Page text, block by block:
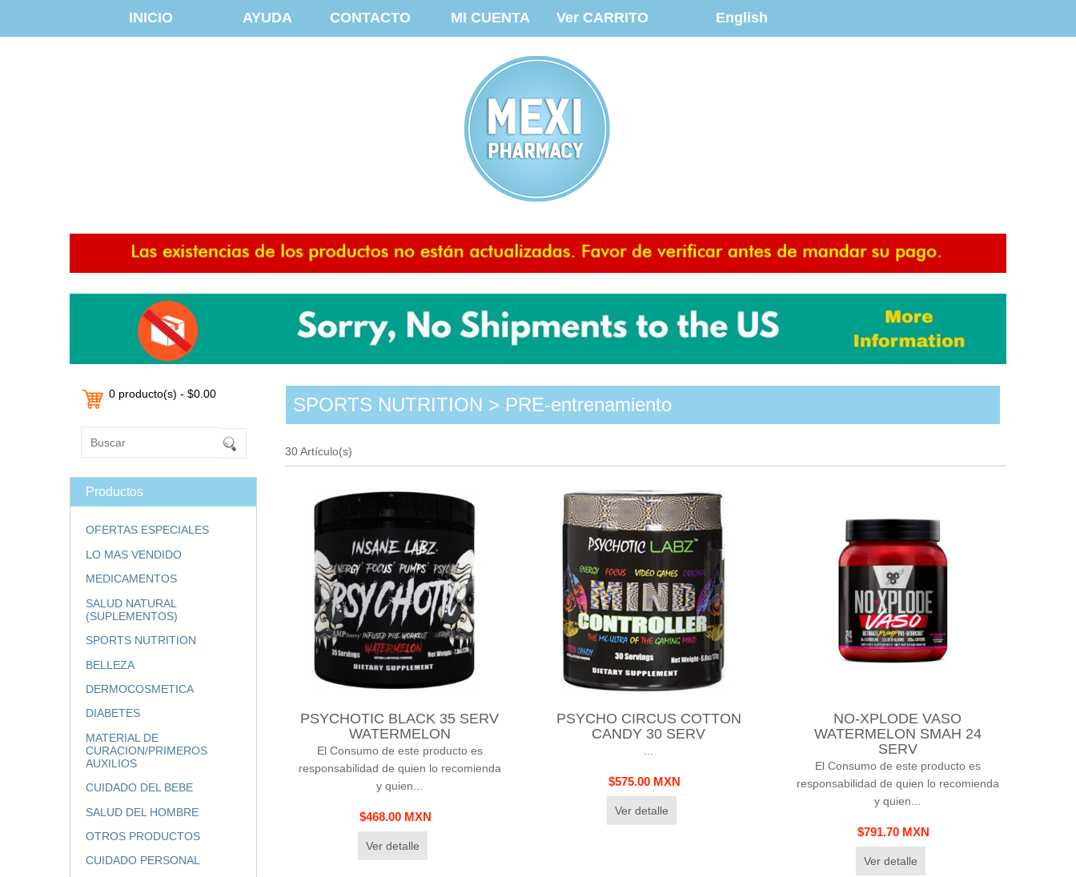
INICIO AYUDA CONTACTO MI CUENTA Ver CARRITO English
0 producto(s) - $0.00
Productos
OFERTAS ESPECIALES
LO MAS VENDIDO
MEDICAMENTOS
SALUD NATURAL
(SUPLEMENTOS)
SPORTS NUTRITION
BELLEZA
DERMOCOSMETICA
DIABETES
MATERIAL DE
CURACION/PRIMEROS
AUXILIOS
CUIDADO DEL BEBE
SALUD DEL HOMBRE
OTROS PRODUCTOS
CUIDADO PERSONAL
SPORTS NUTRITION > PRE-entrenamiento
30 Artículo(s)
PSYCHOTIC BLACK 35 SERV
WATERMELON
El Consumo de este producto es
responsabilidad de quien lo recomienda
y quien...
$468.00 MXN
Ver detalle
PSYCHO CIRCUS COTTON
CANDY 30 SERV
$575.00 MXN
Ver detalle
NO-XPLODE VASO
WATERMELON SMAH 24
SERV
El Consumo de este producto es
responsabilidad de quien lo recomienda
y quien...
$791.70 MXN
Ver detalle